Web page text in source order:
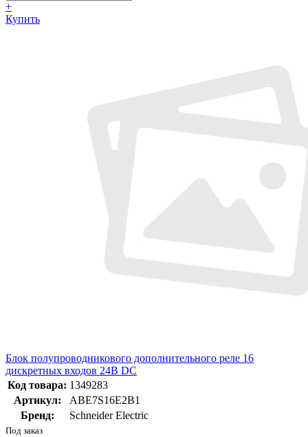
+
Купить
Блок полупроводникового дополнительного реле 16
дискретных входов 24В DC
Код товара: 1349283
Артикул:
ABE7S16E2B1
Бренд:
Schneider Electric
Под заказ